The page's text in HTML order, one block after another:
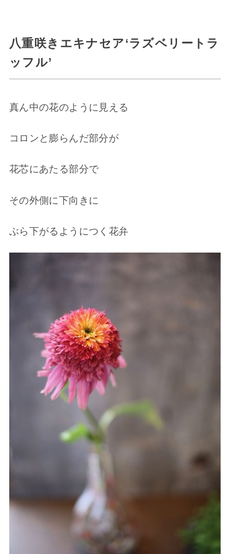
八重咲きエキナセア‘ラズベリートラ
ッフル’
真ん中の花のように見える
コロンと膨らんだ部分が
花芯にあたる部分で
その外側に下向きに
ぶら下がるようにつく花弁